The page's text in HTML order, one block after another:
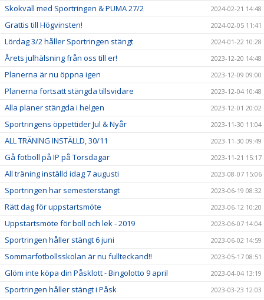
Skokväll med Sportringen & PUMA 27/2 2024-02-21 14:48
Grattis till Högvinsten! 2024-02-05 11:41
Lördag 3/2 håller Sportringen stängt 2024-01-22 10:28
Årets julhälsning från oss till er! 2023-12-20 14:48
Planerna är nu öppna igen 2023-12-09 09:00
Planerna fortsatt stängda tillsvidare 2023-12-04 10:48
Alla planer stängda i helgen 2023-12-01 20:02
Sportringens öppettider Jul & Nyår 2023-11-30 11:04
ALL TRÄNING INSTÄLLD, 30/11 2023-11-30 09:49
Gå fotboll på IP på Torsdagar 2023-11-21 15:17
All träning inställd idag 7 augusti 2023-08-07 15:06
Sportringen har semesterstängt 2023-06-19 08:32
Rätt dag för uppstartsmöte 2023-06-12 10:20
Uppstartsmöte för boll och lek - 2019 2023-06-07 14:04
Sportringen håller stängt 6 juni 2023-06-02 14:59
Sommarfotbollsskolan är nu fullteckand!! 2023-05-17 08:51
Glöm inte köpa din Påsklott - Bingolotto 9 april 2023-04-04 13:19
Sportringen håller stängt i Påsk 2023-03-23 12:03